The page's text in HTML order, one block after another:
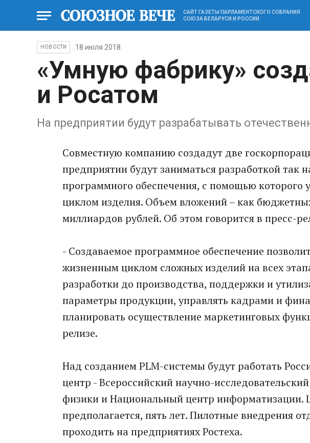
САЙТ ГАЗЕТЫ ПАРЛАМЕНТСКОГО СОБРАНИЯ
СОЮЗА БЕЛАРУСИ И РОССИИ
НОВОСТИ 18 июля 2018
«Умную фабрику»
и Росатом
На предприятии будут разрабатывать
Совместную компанию создадут две
предприятии будут заниматься разработкой так
программного обеспечения, с помощью
циклом изделия. Объем вложений – как
миллиардов рублей. Об этом говорится в пресс-
- Создаваемое программное обеспечение
жизненным циклом сложных изделий на всех
разработки до производства, поддержки и
параметры продукции, управлять кадрами и
планировать осуществление маркетинговых
релизе.
Над созданием PLM-системы будут работать
центр - Всероссийский научно-
физики и Национальный центр информатизации.
предполагается, пять лет. Пилотные внедрения
проходить на предприятиях Ростеха.